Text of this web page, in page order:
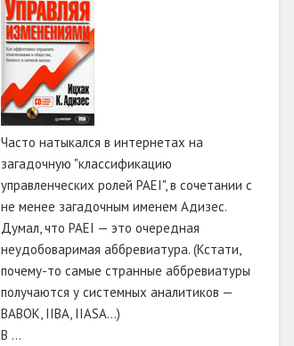
Часто натыкался в интернетах на
загадочную "классификацию
управленческих ролей PAEI", в сочетании с
не менее загадочным именем Адизес.
Думал, что PAEI — это очередная
неудобоваримая аббревиатура. (Кстати,
почему-то самые странные аббревиатуры
получаются у системных аналитиков —
BABOK, IIBA, IIASA…)
В …